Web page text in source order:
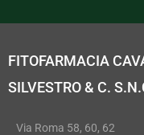
FITOFARMACIA
SILVESTRO & C.
Via Roma 58, 60, 62